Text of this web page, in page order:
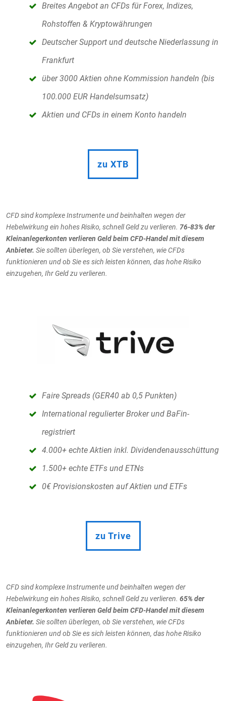
Breites Angebot an CFDs für Forex, Indizes,
Rohstoffen & Kryptowährungen
Deutscher Support und deutsche Niederlassung in
Frankfurt
über 3000 Aktien ohne Kommission handeln (bis
100.000 EUR Handelsumsatz)
Aktien und CFDs in einem Konto handeln
zu XTB
CFD sind komplexe Instrumente und beinhalten wegen der
Hebelwirkung ein hohes Risiko, schnell Geld zu verlieren. 76-83% der
Kleinanlegerkonten verlieren Geld beim CFD-Handel mit diesem
Anbieter. Sie sollten überlegen, ob Sie verstehen, wie CFDs
funktionieren und ob Sie es sich leisten können, das hohe Risiko
einzugehen, Ihr Geld zu verlieren.
Faire Spreads (GER40 ab 0,5 Punkten)
International regulierter Broker und BaFin-
registriert
4.000+ echte Aktien inkl. Dividendenausschüttung
1.500+ echte ETFs und ETNs
0€ Provisionskosten auf Aktien und ETFs
zu Trive
CFD sind komplexe Instrumente und beinhalten wegen der
Hebelwirkung ein hohes Risiko, schnell Geld zu verlieren. 65% der
Kleinanlegerkonten verlieren Geld beim CFD-Handel mit diesem
Anbieter. Sie sollten überlegen, ob Sie verstehen, wie CFDs
funktionieren und ob Sie es sich leisten können, das hohe Risiko
einzugehen, Ihr Geld zu verlieren.